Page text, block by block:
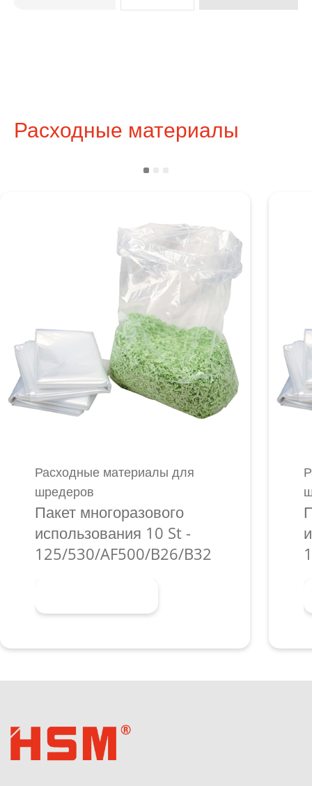
Расходные материалы
Расходные материалы для
шредеров
Пакет многоразового
использования 10 St -
125/530/AF500/B26/B32